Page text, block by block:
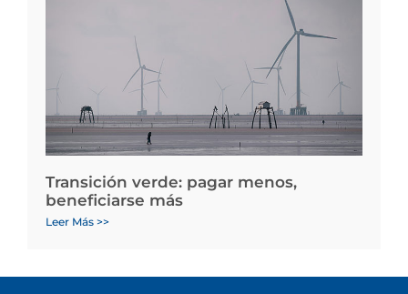
Transición verde: pagar menos,
beneficiarse más
Leer Más >>